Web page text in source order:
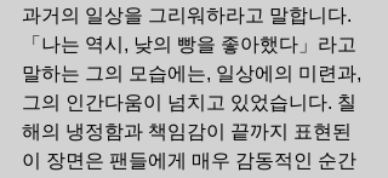
과거의 일상을 그리워하라고 말합니다.
「나는 역시, 낮의 빵을 좋아했다」라고
말하는 그의 모습에는, 일상에의 미련과,
그의 인간다움이 넘치고 있었습니다. 칠
해의 냉정함과 책임감이 끝까지 표현된
이 장면은 팬들에게 매우 감동적인 순간